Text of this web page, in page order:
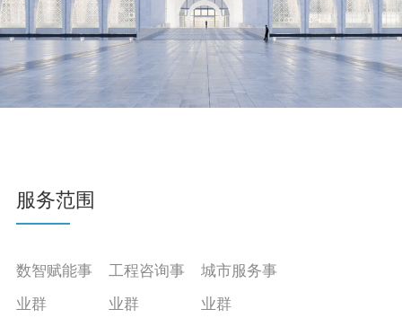
服务范围
项目案例
服务范围
数智赋能事
业群
工程咨询事
业群
城市服务事
业群